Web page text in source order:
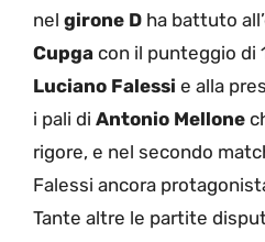
nel girone D ha battuto
Cupga con il punteggio di
Luciano Falessi e alla
i pali di Antonio Mellone
rigore, e nel secondo
Falessi ancora
Tante altre le partite